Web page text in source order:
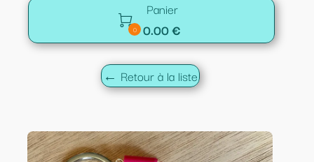

0
Panier
0.00 €
← Retour à la liste